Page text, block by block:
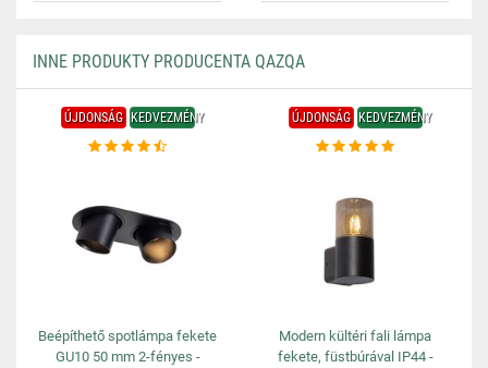
INNE PRODUKTY PRODUCENTA QAZQA
ÚJDONSÁG KEDVEZMÉNY
Beépíthető spotlámpa fekete
GU10 50 mm 2-fényes -
ÚJDONSÁG KEDVEZMÉNY
Modern kültéri fali lámpa
fekete, füstbúrával IP44 -